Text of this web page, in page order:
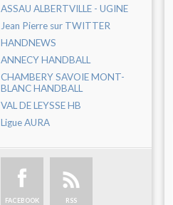
ASSAU ALBERTVILLE - UGINE
Jean Pierre sur TWITTER
HANDNEWS
ANNECY HANDBALL
CHAMBERY SAVOIE MONT-
BLANC HANDBALL
VAL DE LEYSSE HB
Ligue AURA
FACEBOOK RSS